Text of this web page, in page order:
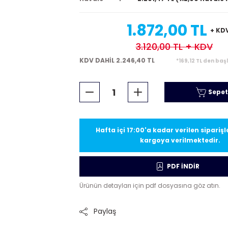
1.872,00 TL +
3.120,00 TL+ KDV
KDV DAHİL 2.246,40 TL *169,12 TL den
Hafta içi 17:00'a kadar verilen
kargoya verilmektedir.
PDF İNDİR
Ürünün detayları için pdf dosyasına göz atın.
Paylaş